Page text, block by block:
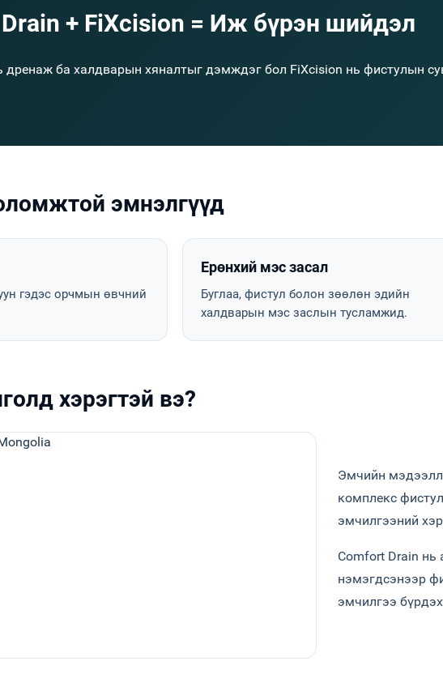
+ FiXcision = Иж бүрэн шийдэл
дренаж ба халдварын хяналтыг дэмждэг бол FiXcision нь фистулын
эмнэлгүүд
гэдэс орчмын өвчний
Ерөнхий мэс засал
Буглаа, фистул болон зөөлөн эдийн
халдварын мэс заслын тусламжид.
хэрэгтэй вэ?
Эмчийн
комплекс
эмчилгээний
Comfort Drain нь
нэмэгдсэнээр
эмчилгээ